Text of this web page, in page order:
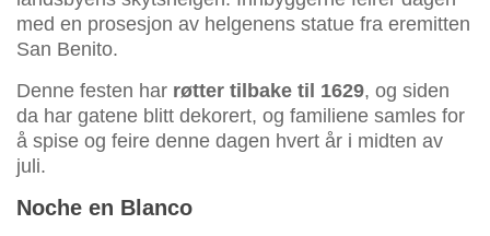
med en prosesjon av helgenens statue fra eremitten
San Benito.
Denne festen har røtter tilbake til 1629, og siden
da har gatene blitt dekorert, og familiene samles for
å spise og feire denne dagen hvert år i midten av
juli.
Noche en Blanco